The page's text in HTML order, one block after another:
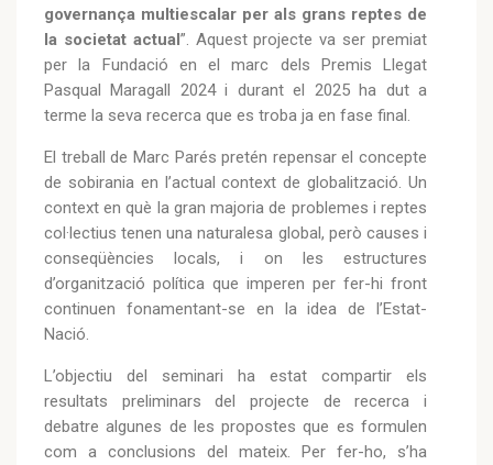
governança multiescalar per als grans reptes de
la societat actual”. Aquest projecte va ser premiat
per la Fundació en el marc dels Premis Llegat
Pasqual Maragall 2024 i durant el 2025 ha dut a
terme la seva recerca que es troba ja en fase final.
El treball de Marc Parés pretén repensar el concepte
de sobirania en l’actual context de globalització. Un
context en què la gran majoria de problemes i reptes
col·lectius tenen una naturalesa global, però causes i
conseqüències locals, i on les estructures
d’organització política que imperen per fer-hi front
continuen fonamentant-se en la idea de l’Estat-
Nació.
L’objectiu del seminari ha estat compartir els
resultats preliminars del projecte de recerca i
debatre algunes de les propostes que es formulen
com a conclusions del mateix. Per fer-ho, s’ha